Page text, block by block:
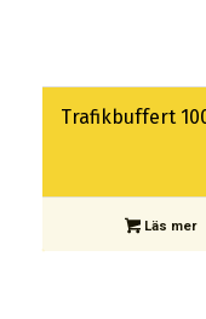
Trafikbuffert
Läs mer